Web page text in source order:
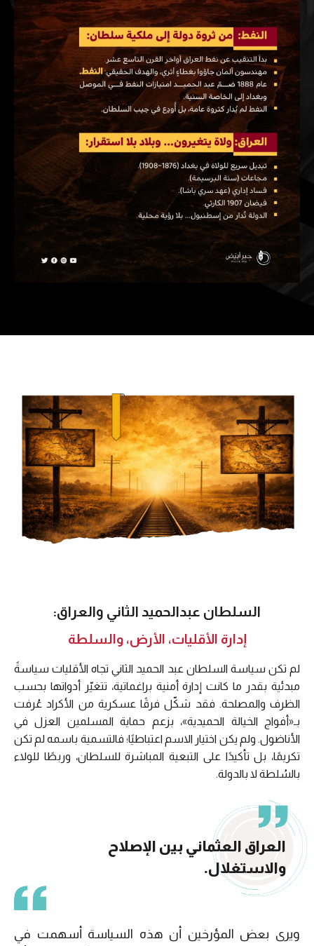
السلطان عبدالحميد الثاني والعراق:
إدارة الأقليات، الأرض، والسلطة
لم تكن سياسة السلطان عبد الحميد الثاني تجاه الأقليات سياسةً
مبدئية بقدر ما كانت إدارة أمنية براغماتية، تتغيّر أدواتها بحسب
الظرف والمصلحة. فقد شكّل فرقًا عسكرية من الأكراد عُرفت
بـ«أفواج الخيالة الحميدية»، بزعم حماية المسلمين العزل في
الأناضول. ولم يكن اختيار الاسم اعتباطيًا؛ فالتسمية باسمه لم تكن
تكريمًا، بل تأكيدًا على التبعية المباشرة للسلطان، وربطًا للولاء
بالسُلطة لا بالدولة.
العراق العثماني بين الإصلاح
والاستغلال.
ويرى بعض المؤرخين أن هذه السياسة أسهمت في